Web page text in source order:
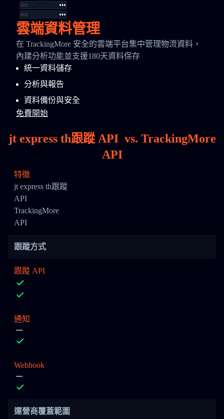
雲端資料管理
在 TrackingMore 安全的雲端平台集中管理物流資料，
內建分析功能並支援180天資料保存
統一資料儲存
分析與報告
資料備份與安全
免費開始
jt express th跟蹤 API vs. TrackingMore
API
特徵
jt express th跟蹤
API
TrackingMore
API
跟蹤方式
跟蹤 API
通知
Webhook
運營商覆蓋範圍